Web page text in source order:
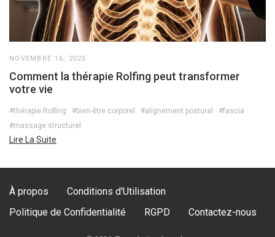
NOVEMBRE 16, 2025
Comment la thérapie Rolfing peut transformer
votre vie
#thérapie Rolfing #bien-être corporel #alignement postural
#fascia
#massage structurel
Lire La Suite
À propos
Conditions d'Utilisation
Politique de Confidentialité
RGPD Contactez-nous